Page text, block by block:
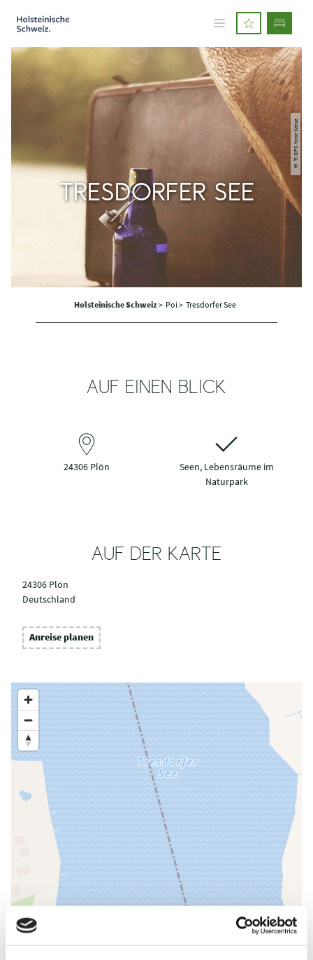
© TI GPS Anne Weise
TRESDORFER SEE
Holsteinische Schweiz> Poi > Tresdorfer See
AUF EINEN BLICK
24306 Plön
Seen, Lebensräume im
Naturpark
AUF DER KARTE
24306 Plön
Deutschland
Anreise planen